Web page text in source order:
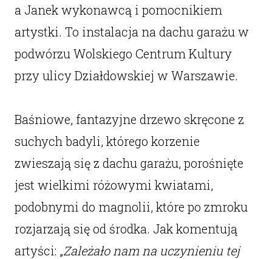
a Janek wykonawcą i pomocnikiem
artystki. To instalacja na dachu garażu w
podwórzu Wolskiego Centrum Kultury
przy ulicy Działdowskiej w Warszawie.
Baśniowe, fantazyjne drzewo skręcone z
suchych badyli, którego korzenie
zwieszają się z dachu garażu, porośnięte
jest wielkimi różowymi kwiatami,
podobnymi do magnolii, które po zmroku
rozjarzają się od środka. Jak komentują
artyści: „Zależało nam na uczynieniu tej